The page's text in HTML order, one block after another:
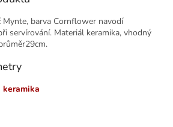
barva Cornflower navodí
servírování. Materiál keramika, vhodný
keramika